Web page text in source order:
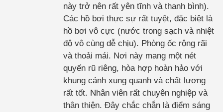
này trở nên rất yên tĩnh và thanh bình).
Các hồ bơi thực sự rất tuyệt, đặc biệt là
hồ bơi vô cực (nước trong sạch và nhiệt
độ vô cùng dễ chịu). Phòng ốc rộng rãi
và thoải mái. Nơi này mang một nét
quyến rũ riêng, hòa hợp hoàn hảo với
khung cảnh xung quanh và chất lượng
rất tốt. Nhân viên rất chuyên nghiệp và
thân thiện. Đây chắc chắn là điểm sáng